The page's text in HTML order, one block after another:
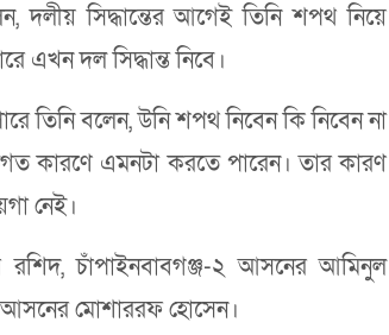
দলীয় সিদ্ধান্তের আগেই তিনি শপথ নিয়ে
এখন দল সিদ্ধান্ত নিবে।
তিনি বলেন, উনি শপথ নিবেন কি নিবেন না
কারণে এমনটা করতে পারেন। তার কারণ
নেই।
রশিদ, চাঁপাইনবাবগঞ্জ-২ আসনের আমিনুল
আসনের মোশাররফ হোসেন।